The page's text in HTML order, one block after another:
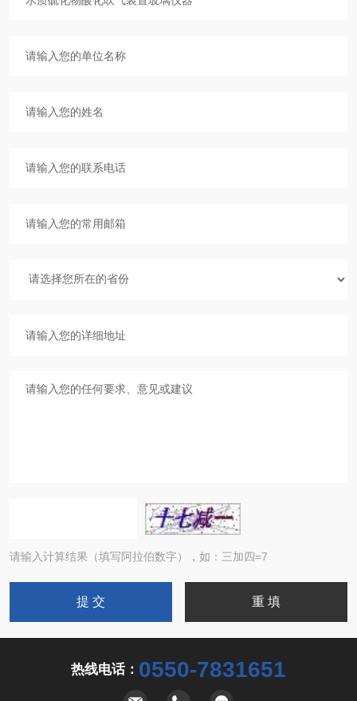
请输入计算结果（填写阿拉伯数字），如：三加四=7
热线电话： 0550-7831651